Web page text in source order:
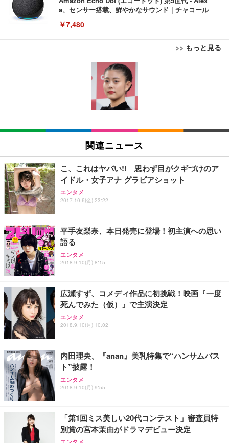
a、センサー搭載、鮮やかなサウンド｜チャコール
￥7,480
>> もっと見る
[EdoErgo] オフィスチェア 椅子 テレワーク 疲れな
い 跳ね上げ式アームレスト コンパクト 約105度ロッ
キング pc 事務椅子 360度回転 座面昇降 強化ナイロ
ン樹脂ベース 通気性メッシュ 在宅ワーク H-WY01
(黒網+黒枠+黒足)
SIHOO B100 オフィスチェア／デスクチェア メッシ
ュチェア 人間工学 疲れない ブラック
￥27,999
ワーク チェア 強化バックレスト 30度ロッキング機
能 人間工学 椅子 腰サポート 90度跳ね上げ式アーム
務用 おしゃれ パソコンチェア (ブラック)
Sezlife オフィスチェア デスクチェア 疲れない テレ
ワーク チェア 強化バックレスト 30度ロッキング機
能 人間工学 椅子 腰サポート 90度跳ね上げ式アーム
務用 おしゃれ パソコンチェア (ホワイト)
ANDWINT オフィスチェア デスクチェア 肘なし メ
ッシュ 通気性 ランバーサポート付き 腰サポート ガ
ス圧無段階昇降 360度回転 キャスター付き コンパク
EIZO ビジネス向けプレミアムモニター | FlexScan
EV3240X-WT | 31.5型4K UHD・USB Type-C・ホワ
￥105,595
EIZO ビジネス向けプレミアムモニター | FlexScan
￥109,572
【純正品】27"ゲーミングモニター DualSense 充電
フック付き（CFI-ZDM1J）
【整備済み品】Dell E2724HS 27インチ 液晶モニタ
ー フルHD（1920×1080）VA 非光沢 HDMI/DisplayP
ort/VGA スピーカー内蔵 高さ調整 スイベル VESA対
【MiniLED/24.5inch/280Hz/FHD】GRAPHT THE S
HOOTER Gaming Monitor 24” Essential ゲーミン
グモニター QD 24.5インチ 1ms FHD 量子ドット 残
Amazonベーシック ペットシーツ 薄型 レギュラー 1
回使い捨て 無香料 ホワイト 300枚
Amazonベーシック ペットシーツ 厚型 ワイド 42枚
x2袋(84枚) ホワイト(吸収面:ライトブルー)
￥3,234
ネオ・ルーライフ ネオ・オムツ L 中型犬用 26枚入
り 単品
Smart Basic(スマートベーシック) 【Amazon.co.jp
限定】 Smart Basic アイリスオーヤマ ペットシーツ
超厚型 お徳用 ワイド 100枚入 (x 1) (ケース販売)
アイリスオーヤマ ペットシーツ 超厚型 お徳用 レギ
ュラー 200枚入【Amazon.co.jp限定】
関連ニュース
こ、これはヤバい!! 思わず目がクギづけのア
イドル・女子アナ グラビアショット
エンタメ
2017.10.6(金) 23:22
平手友梨奈、本日発売に登場！初主演への思い
語る
エンタメ
2018.9.10(月) 8:15
広瀬すず、コメディ作品に初挑戦！映画『一度
死んでみた（仮）』で主演決定
エンタメ
2018.9.10(月) 10:02
内田理央、『anan』美乳特集で“ハンサムバス
ト”披露！
エンタメ
2018.9.10(月) 9:55
「第1回ミス美しい20代コンテスト」審査員特
別賞の宮本茉由がドラマデビュー決定